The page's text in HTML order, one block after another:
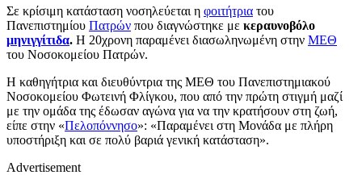
Σε κρίσιμη κατάσταση νοσηλεύεται η φοιτήτρια του
Πανεπιστημίου Πατρών που διαγνώστηκε με κεραυνοβόλο
μηνιγγίτιδα. Η 20χρονη παραμένει διασωληνωμένη στην ΜΕΘ
του Νοσοκομείου Πατρών.
Η καθηγήτρια και διευθύντρια της ΜΕΘ του Πανεπιστημιακού
Νοσοκομείου Φωτεινή Φλίγκου, που από την πρώτη στιγμή μαζί
με την ομάδα της έδωσαν αγώνα για να την κρατήσουν στη ζωή,
είπε στην «Πελοπόννησο»: «Παραμένει στη Μονάδα με πλήρη
υποστήριξη και σε πολύ βαριά γενική κατάσταση».
Advertisement